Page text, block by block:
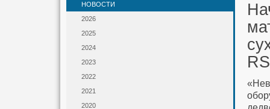
НОВОСТИ
2026
2025
2024
2023
2022
2021
2020